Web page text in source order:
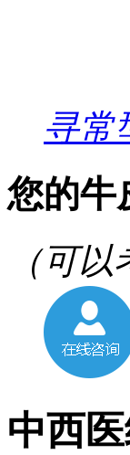
寻常
您的牛
（可
中西